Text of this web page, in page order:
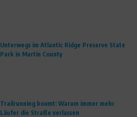
Unterwegs im Atlantic Ridge Preserve State
Park in Martin County
Trailrunning boomt: Warum immer mehr
Läufer die Straße verlassen